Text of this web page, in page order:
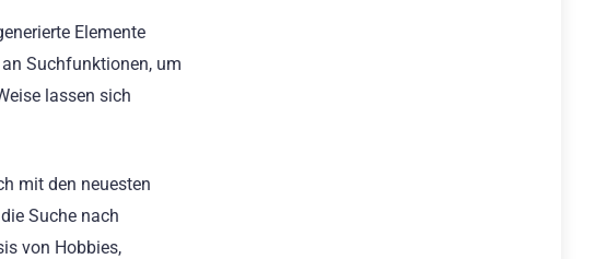
Elemente
Suchfunktionen, um
lassen sich
mit den neuesten
Suche nach
von Hobbies,